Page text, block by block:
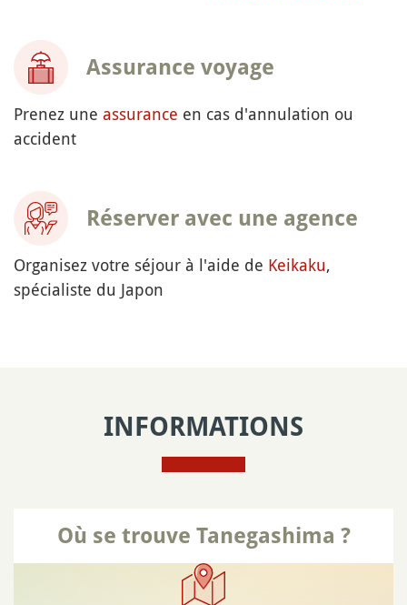
Assurance voyage
Prenez une assurance en cas d'annulation ou
accident
Réserver avec une agence
Organisez votre séjour à l'aide de Keikaku,
spécialiste du Japon
INFORMATIONS
Où se trouve Tanegashima ?